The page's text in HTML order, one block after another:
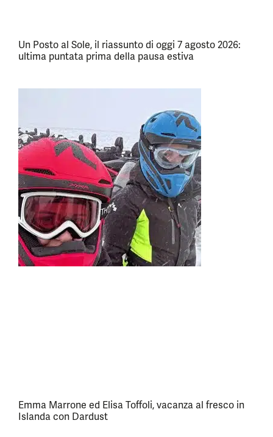
Un Posto al Sole, il riassunto di oggi 7 agosto 2026:
ultima puntata prima della pausa estiva
Emma Marrone ed Elisa Toffoli, vacanza al fresco in
Islanda con Dardust